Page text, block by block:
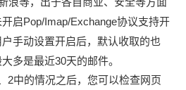
启Pop/Imap/Exchange协议支持开
手动设置开启后，默认收取的也
多是最近30天的邮件。
2中的情况之后，您可以检查网页